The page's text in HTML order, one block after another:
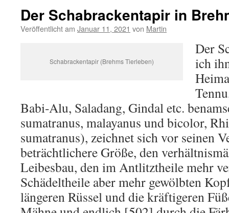
Der Schabrackentapir in
Veröffentlicht am Januar 11, 2021 von Martin
Schabrackentapir (Brehms Tierleben)
Der
ich
Babi-Alu, Saladang, Gindal etc.
sumatranus, malayanus und bicolor,
sumatranus), zeichnet sich vor seinen
beträchtlichere Größe, den
Leibesbau, den im Antlitztheile mehr
Schädeltheile aber mehr gewölbten
längeren Rüssel und die kräftigeren